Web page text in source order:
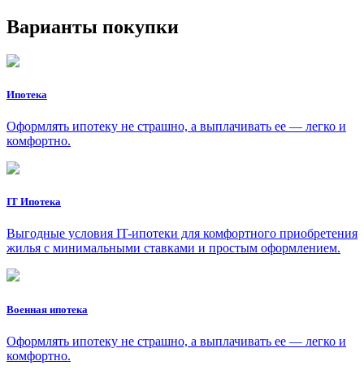
Варианты покупки
Ипотека
Оформлять ипотеку не страшно, а выплачивать ее — легко и
комфортно.
IT Ипотека
Выгодные условия IT-ипотеки для комфортного приобретения
жилья с минимальными ставками и простым оформлением.
Военная ипотека
Оформлять ипотеку не страшно, а выплачивать ее — легко и
комфортно.